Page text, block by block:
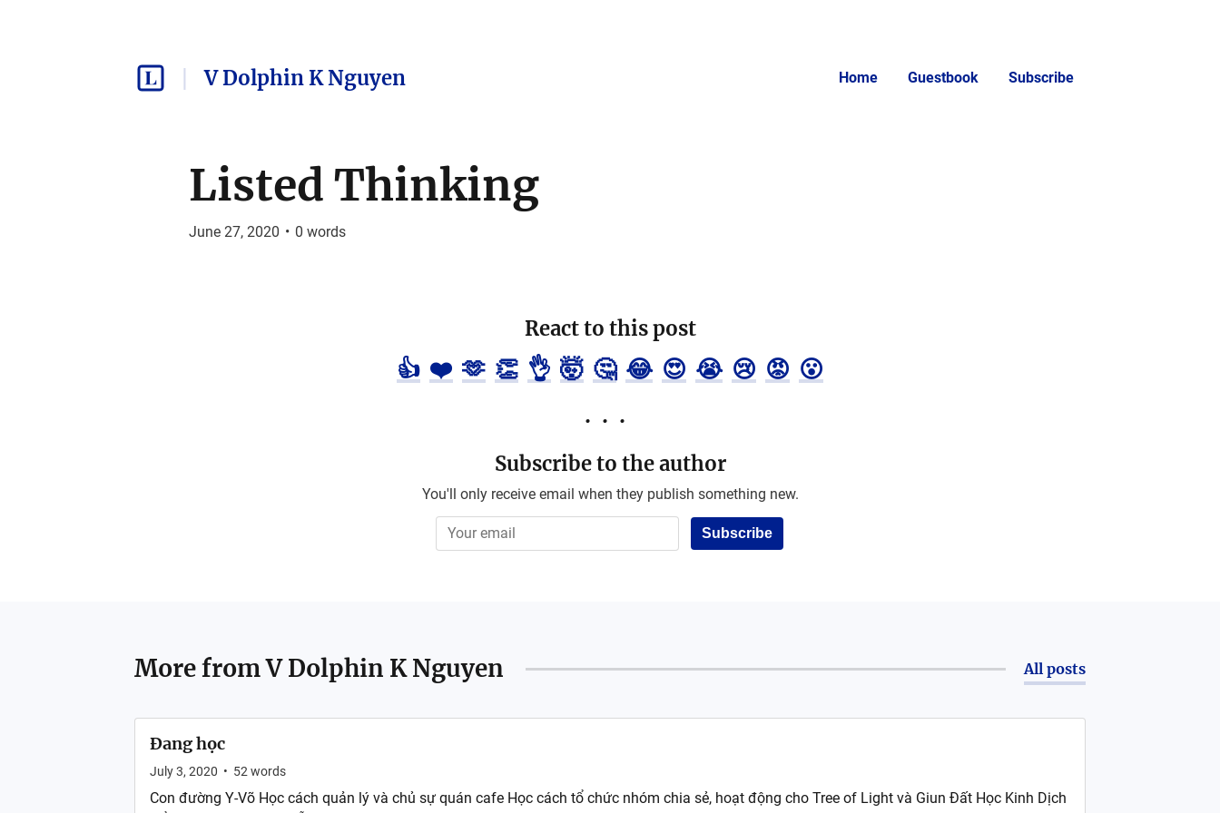
V Dolphin K Nguyen Home Guestbook Subscribe
Listed Thinking
June 27, 2020 • 0 words
React to this post
👍 ❤️ 🫶 👏 👌 🤯 🤔 😂 😍 😭 😢 😡 😮
Subscribe to the author
You'll only receive email when they publish something new.
Subscribe
More fromV Dolphin K Nguyen All posts
Đang học
July 3, 2020 • 52 words
Con đường Y-Võ Học cách quản lý và chủ sự quán cafe Học cách tổ chức nhóm chia sẻ, hoạt động cho Tree of Light và Giun Đất Học Kinh Dịch